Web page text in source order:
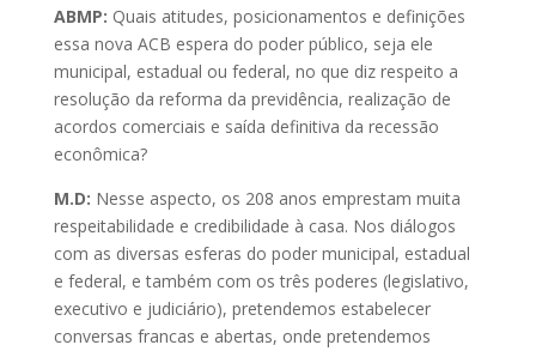
ABMP: Quais atitudes, posicionamentos e definições
essa nova ACB espera do poder público, seja ele
municipal, estadual ou federal, no que diz respeito a
resolução da reforma da previdência, realização de
acordos comerciais e saída definitiva da recessão
econômica?
M.D: Nesse aspecto, os 208 anos emprestam muita
respeitabilidade e credibilidade à casa. Nos diálogos
com as diversas esferas do poder municipal, estadual
e federal, e também com os três poderes (legislativo,
executivo e judiciário), pretendemos estabelecer
conversas francas e abertas, onde pretendemos